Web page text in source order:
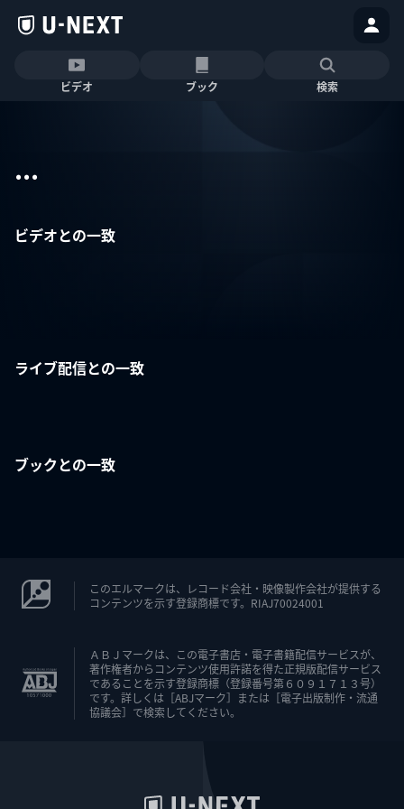
ビデオ ブック 検索
...
ビデオとの一致
ライブ配信との一致
ブックとの一致
このエルマークは、レコード会社・映像製作会社が提供する
コンテンツを示す登録商標です。RIAJ70024001
ＡＢＪマークは、この電子書店・電子書籍配信サービスが、
著作権者からコンテンツ使用許諾を得た正規版配信サービス
であることを示す登録商標（登録番号第６０９１７１３号）
です。詳しくは［ABJマーク］または［電子出版制作・流通
協議会］で検索してください。